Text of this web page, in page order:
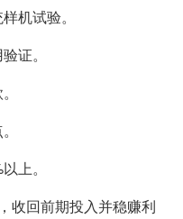
机试验。
证。
上。
收回前期投入并稳赚利